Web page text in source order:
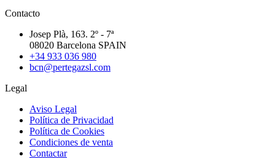
Contacto
Josep Plà, 163. 2º - 7ª
08020 Barcelona SPAIN
+34 933 036 980
bcn@pertegazsl.com
Legal
Aviso Legal
Política de Privacidad
Política de Cookies
Condiciones de venta
Contactar